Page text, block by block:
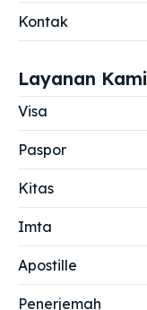
Kontak
Layanan Kami
Visa
Paspor
Kitas
Imta
Apostille
Penerjemah